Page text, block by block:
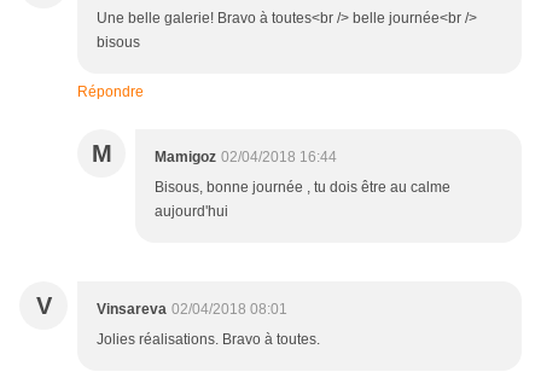
Une belle galerie! Bravo à toutes<br /> belle journée<br />
bisous
Répondre
M Mamigoz 02/04/2018 16:44
Bisous, bonne journée , tu dois être au calme
aujourd'hui
V Vinsareva 02/04/2018 08:01
Jolies réalisations. Bravo à toutes.